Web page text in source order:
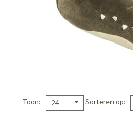
Toon 24 Sorteren op